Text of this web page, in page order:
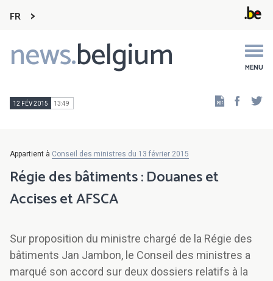
FR
news.belgium MENU
Main
navigation
12 FÉV 2015 13:49
Appartient à Conseil des ministres du 13 février 2015
Régie des bâtiments : Douanes et
Accises et AFSCA
Sur proposition du ministre chargé de la Régie des
bâtiments Jan Jambon, le Conseil des ministres a
marqué son accord sur deux dossiers relatifs à la